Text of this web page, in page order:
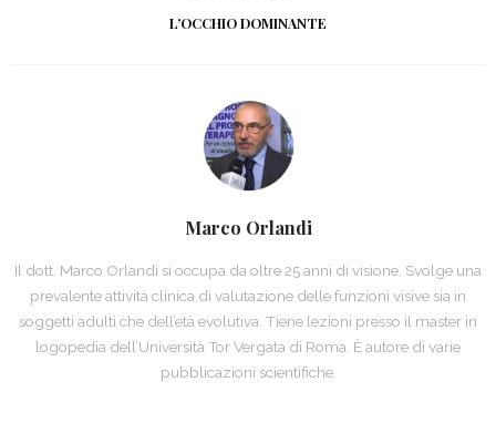
L’OCCHIO DOMINANTE
Marco Orlandi
Il dott. Marco Orlandi si occupa da oltre 25 anni di visione. Svolge una
prevalente attività clinica di valutazione delle funzioni visive sia in
soggetti adulti che dell’età evolutiva. Tiene lezioni presso il master in
logopedia dell’Università Tor Vergata di Roma. È autore di varie
pubblicazioni scientifiche.